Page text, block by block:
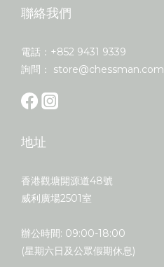
聯絡我們
電話：+852 9431 9339
詢問： store@chessman.com
地址
香港觀塘開源道48號
威利廣場2501室
辦公時間: 09:00-18:00
(星期六日及公眾假期休息)